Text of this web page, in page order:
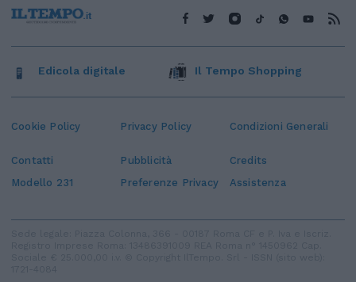
Cookie Policy Privacy Policy Condizioni Generali
Contatti Pubblicità
Credits
Modello 231
Preferenze Privacy Assistenza
Edicola digitale Il Tempo Shopping